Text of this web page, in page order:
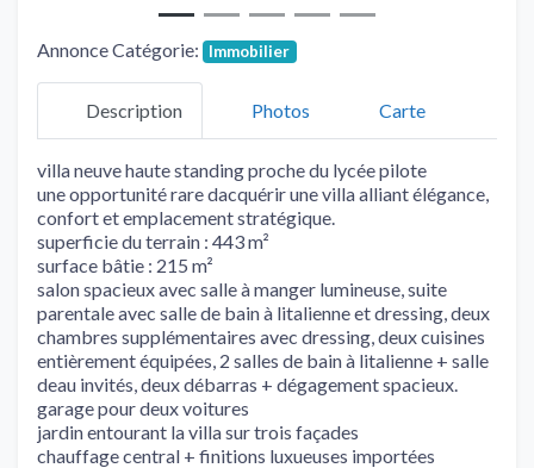
Annonce Catégorie: Immobilier
Description Photos Carte
villa neuve haute standing proche du lycée pilote
une opportunité rare dacquérir une villa alliant élégance,
confort et emplacement stratégique.
superficie du terrain : 443 m²
surface bâtie : 215 m²
salon spacieux avec salle à manger lumineuse, suite
parentale avec salle de bain à litalienne et dressing, deux
chambres supplémentaires avec dressing, deux cuisines
entièrement équipées, 2 salles de bain à litalienne + salle
deau invités, deux débarras + dégagement spacieux.
garage pour deux voitures
jardin entourant la villa sur trois façades
chauffage central + finitions luxueuses importées